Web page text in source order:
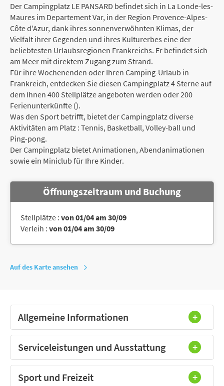
Der Campingplatz LE PANSARD befindet sich in La Londe-les-
Maures im Departement Var, in der Region Provence-Alpes-
Côte d'Azur, dank ihres sonnenverwöhnten Klimas, der
Vielfalt ihrer Gegenden und ihres Kulturerbes eine der
beliebtesten Urlaubsregionen Frankreichs. Er befindet sich
am Meer mit direktem Zugang zum Strand.
Für ihre Wochenenden oder Ihren Camping-Urlaub in
Frankreich, entdecken Sie diesen Campingplatz 4 Sterne auf
dem Ihnen 400 Stellplätze angeboten werden oder 200
Ferienunterkünfte ().
Was den Sport betrifft, bietet der Campingplatz diverse
Aktivitäten am Platz : Tennis, Basketball, Volley-ball und
Ping-pong.
Der Campingplatz bietet Animationen, Abendanimationen
sowie ein Miniclub für Ihre Kinder.
Öffnungszeitraum und Buchung
Stellplätze : von 01/04 am 30/09
Verleih : von 01/04 am 30/09
Auf des Karte ansehen
Allgemeine Informationen
Serviceleistungen und Ausstattung
Sport und Freizeit